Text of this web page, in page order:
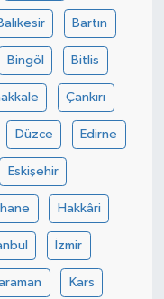
Bartın
Bingöl Bitlis
Çankırı
Düzce Edirne
Eskişehir
Hakkâri
İzmir
Kars